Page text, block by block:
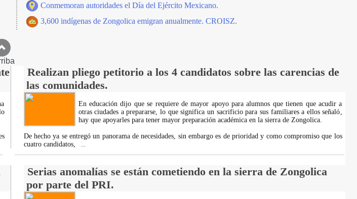
Conmemoran autoridades el Día del Ejército Mexicano.
3,600 indígenas de Zongolica emigran anualmente. CROISZ.
Realizan pliego petitorio a los 4 candidatos sobre las carencias de
las comunidades.
En educación dijo que se requiere de mayor apoyo para alumnos que tienen que acudir a
otras ciudades a prepararse, lo que significa un sacrificio para sus familiares a ellos señaló,
hay que apoyarles para tener mayor preparación académica en la sierra de Zongolica.
De hecho ya se entregó un panorama de necesidades, sin embargo es de prioridad y como compromiso que los
cuatro candidatos,
Serias anomalías se están cometiendo en la sierra de Zongolica
por parte del PRI.